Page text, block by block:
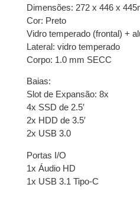
5x de 235,67 com
6x deR$197,56com
juros
7x de
juros
8x deR$150,48
juros
9x deR$
juros
Dimensões: 272 x 446 x
Cor: Preto
Vidro temperado (frontal) +
Lateral: vidro temperado
Corpo: 1.0 mm SECC
Baias:
Slot de Expansão: 8x
4x SSD de 2.5′
2x HDD de 3.5′
2x USB 3.0
Portas I/O
1x Áudio HD
1x USB 3.1 Tipo-C